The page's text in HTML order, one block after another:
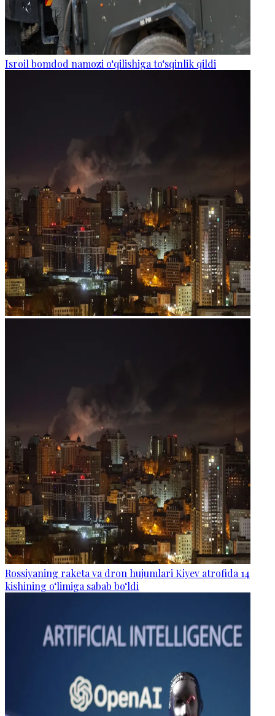
Isroil bomdod namozi o‘qilishiga to‘sqinlik qildi
Rossiyaning raketa va dron hujumlari Kiyev atrofida 14
kishining o‘limiga sabab bo‘ldi